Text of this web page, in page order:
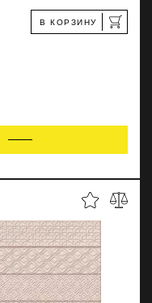
В КОРЗИНУ